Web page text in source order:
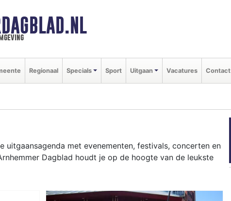
Regionaal Specials Sport Uitgaan Vacatures Contact
uitgaansagenda met evenementen, festivals, concerten en
Dagblad houdt je op de hoogte van de leukste